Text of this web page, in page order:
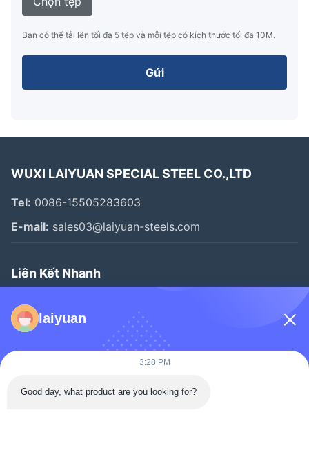
Bạn có thể tải lên tối đa 5 tệp và mỗi tệp có kích thước tối đa 10M.
Gửi
WUXI LAIYUAN SPECIAL STEEL CO.,LTD
Tel: 0086-15505283603
E-mail: sales03@laiyuan-steels.com
Liên Kết Nhanh
Nhà
Sản Phẩm
Video
Chuyến Tham Quan Nhà Máy
laiyuan
3:28 PM
Good day, what product are you looking for?